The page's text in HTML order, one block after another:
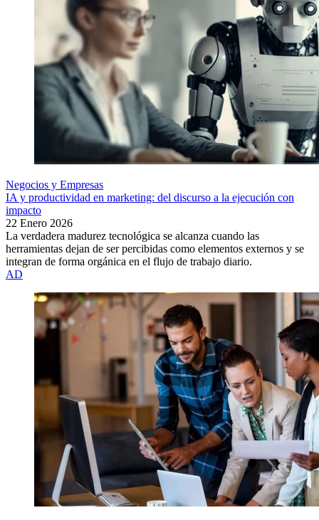
Negocios y Empresas
IA y productividad en marketing: del discurso a la ejecución con
impacto
22 Enero 2026
La verdadera madurez tecnológica se alcanza cuando las
herramientas dejan de ser percibidas como elementos externos y se
integran de forma orgánica en el flujo de trabajo diario.
AD